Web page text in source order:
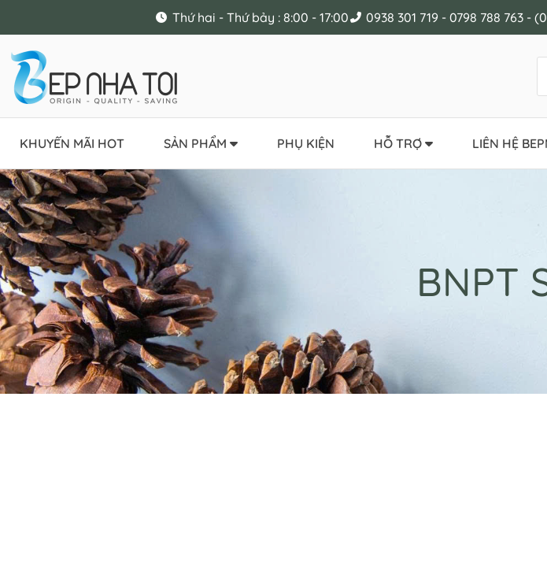
Thứ hai - Thứ bảy : 8:00 - 17:00 0938 301 719 - 0798 788 763 -
KHUYẾN MÃI HOT SẢN PHẨM PHỤ KIỆN HỖ TRỢ LIÊN HỆ
BNPT